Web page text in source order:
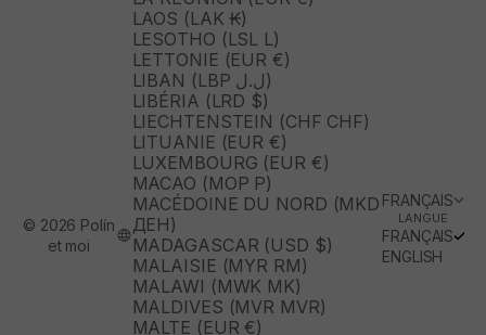
LAOS (LAK ₭)
LESOTHO (LSL L)
LETTONIE (EUR €)
LIBAN (LBP ل.ل)
LIBÉRIA (LRD $)
LIECHTENSTEIN (CHF CHF)
LITUANIE (EUR €)
LUXEMBOURG (EUR €)
MACAO (MOP P)
MACÉDOINE DU NORD (MKD
ДЕН)
MADAGASCAR (USD $)
MALAISIE (MYR RM)
MALAWI (MWK MK)
MALDIVES (MVR MVR)
MALTE (EUR €)
FRANÇAIS
LANGUE
FRANÇAIS
ENGLISH
© 2026 Polín
et moi